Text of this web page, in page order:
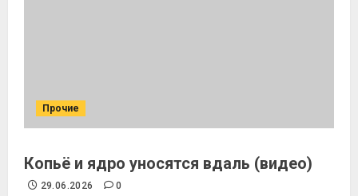
Прочие
Копьё и ядро уносятся вдаль (видео)
29.06.2026 0